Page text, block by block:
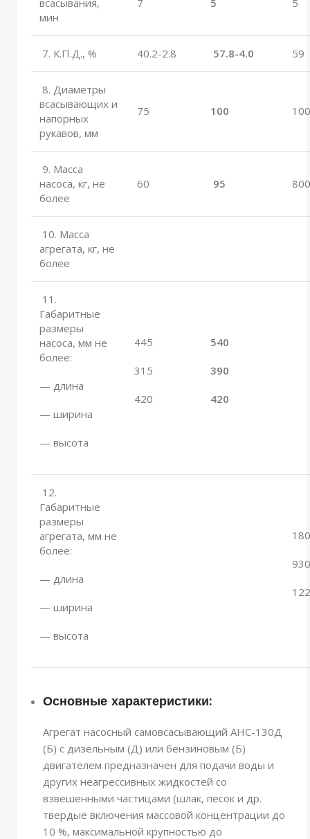
мин
7. К.П.Д., % 40.2-2.8 57.8-4.0 59
8. Диаметры
всасывающих и
напорных
рукавов, мм
75 100 100
9. Масса
насоса, кг, не
более
60 95 800
10. Масса
агрегата, кг, не
более
11.
Габаритные
размеры
насоса, мм не
более:
— длина
— ширина
— высота
445
315
420
540
390
420
12.
Габаритные
размеры
агрегата, мм не
более:
— длина
— ширина
— высота
930
Основные характеристики:
Агрегат насосный самовсасывающий АНС-130Д
(Б) с дизельным (Д) или бензиновым (Б)
двигателем предназначен для подачи воды и
других неагрессивных жидкостей со
взвешенными частицами (шлак, песок и др.
твердые включения массовой концентрации до
10 %, максимальной крупностью до